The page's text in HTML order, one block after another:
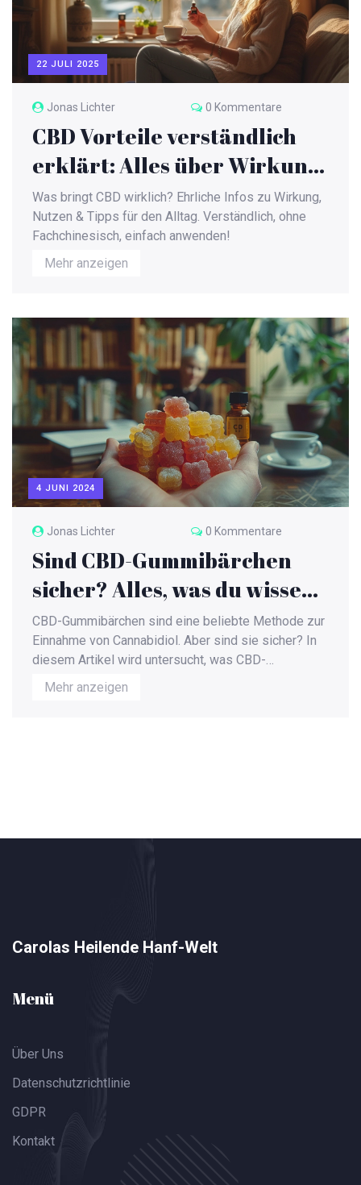
22 JULI 2025
Jonas Lichter 0 Kommentare
CBD Vorteile verständlich
erklärt: Alles über Wirkung,
Nutzen und Alltagstipps
Was bringt CBD wirklich? Ehrliche Infos zu Wirkung,
Nutzen & Tipps für den Alltag. Verständlich, ohne
Fachchinesisch, einfach anwenden!
Mehr anzeigen
4 JUNI 2024
Jonas Lichter 0 Kommentare
Sind CBD-Gummibärchen
sicher? Alles, was du wissen
musst
CBD-Gummibärchen sind eine beliebte Methode zur
Einnahme von Cannabidiol. Aber sind sie sicher? In
diesem Artikel wird untersucht, was CBD-
Gummibärchen sind, wie sie wirken, welche Vorteile
und Risiken sie haben und ob sie sicher konsumiert
Mehr anzeigen
Carolas Heilende Hanf-Welt
Menü
Über Uns
Datenschutzrichtlinie
GDPR
Kontakt